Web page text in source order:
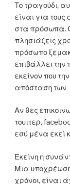
Το τραγούδι,
είναι για
στα πρόσωπα.
πλησιάζεις
πρόσωπο
επιβάλλει
εκείνον που
απόσταση των
Αν θες
τουιτερ,
εσύ μένα εκεί
Εκείνη η
Μια
χρόνοι, είναι